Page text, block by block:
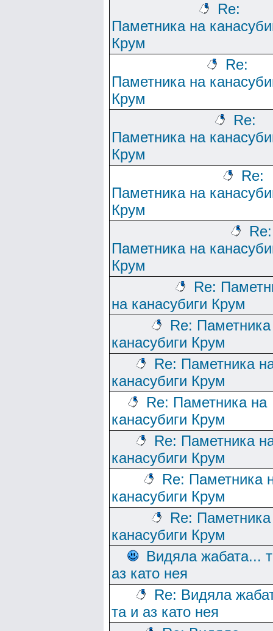
Re:
Паметника на
Крум
Re:
Паметника на
Крум
Re:
Паметника на
Крум
Re:
Паметника на
Крум
Re:
Паметника на
Крум
Re:
на канасубиги Крум
Re:
канасубиги Крум
Re: Паметника
канасубиги Крум
Re: Паметника на
канасубиги Крум
Re: Паметника
канасубиги Крум
Re: Паметника
канасубиги Крум
Re:
канасубиги Крум
Видяла жабата...
аз като нея
Re: Видяла
та и аз като нея